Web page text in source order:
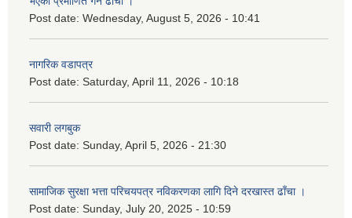
Post date: Wednesday, August 5, 2026 - 10:41
नागरिक वडापत्र
Post date: Saturday, April 11, 2026 - 10:18
सवारी लगबुक
Post date: Sunday, April 5, 2026 - 21:30
सामाजिक सुरक्षा भत्ता परिचयपत्र नविकरणका लागि दिने दरखास्त ढाँचा ।
Post date: Sunday, July 20, 2025 - 10:59